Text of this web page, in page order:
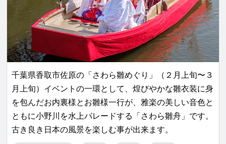
千葉県香取市佐原の「さわら雛めぐり」（２月上旬〜３
月上旬）イベントの一環として、煌びやかな雛衣装に身
を包んだお内裏様とお雛様一行が、雅楽の美しい音色と
ともに小野川を水上パレードする「さわら雛舟」です。
古き良き日本の風景を楽しむ事が出来ます。